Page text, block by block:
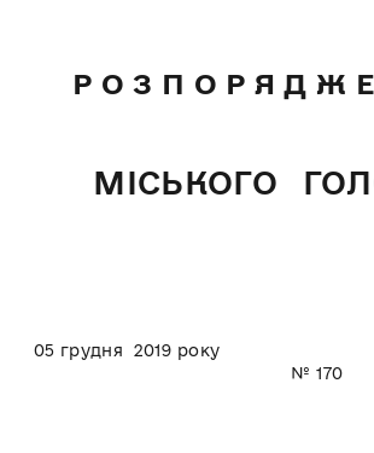
Р О З П О Р Я Д Ж
МІСЬКОГО
05 грудня
№ 170